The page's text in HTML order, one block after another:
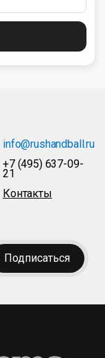
info@rushandball.ru
+7 (495) 637-09-
21
Контакты
Подписаться